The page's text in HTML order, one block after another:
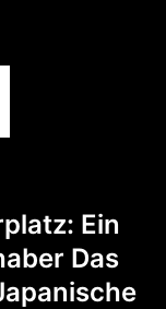
Ein
Das